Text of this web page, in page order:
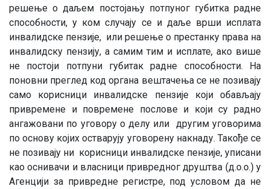
решење о даљем постојању потпуног губитка радне
способности, у ком случају се и даље врши исплата
инвалидске пензије, или решење о престанку права на
инвалидску пензију, а самим тим и исплате, ако више
не постоји потпуни губитак радне способности. На
поновни преглед код органа вештачења се не позивају
само корисници инвалидске пензије који обављају
привремене и повремене послове и који су радно
ангажовани по уговору о делу или другим уговорима
по основу којих остварују уговорену накнаду. Такође се
не позивају ни корисници инвалидске пензије, уписани
као оснивачи и власници привредног друштва (д.о.о.) у
Агенцији за привредне регистре, под условом да не